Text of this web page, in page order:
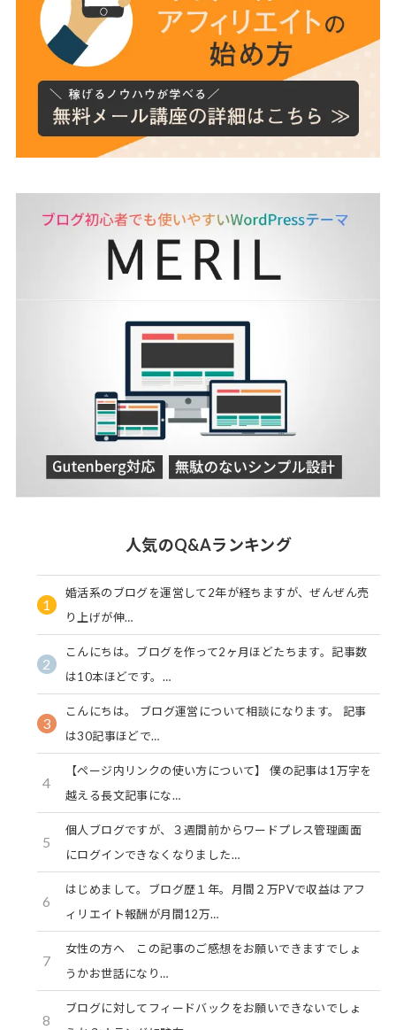
人気のQ&Aランキング
1
婚活系のブログを運営して2年が経ちますが、ぜんぜん売
り上げが伸…
2
こんにちは。ブログを作って2ヶ月ほどたちます。記事数
は10本ほどです。…
3
こんにちは。 ブログ運営について相談になります。 記事
は30記事ほどで…
4
【ページ内リンクの使い方について】 僕の記事は1万字を
越える長文記事にな…
5
個人ブログですが、３週間前からワードプレス管理画面
にログインできなくなりました…
6
はじめまして。ブログ歴１年。月間２万PVで収益はアフ
ィリエイト報酬が月間12万…
7
女性の方へ この記事のご感想をお願いできますでしょ
うかお世話になり…
8
ブログに対してフィードバックをお願いできないでしょ